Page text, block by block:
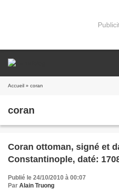
Accueil » coran
coran
Coran ottoman, signé et
Constantinople, daté:
Publié le 24/10/2010 à 00:07
Par Alain Truong